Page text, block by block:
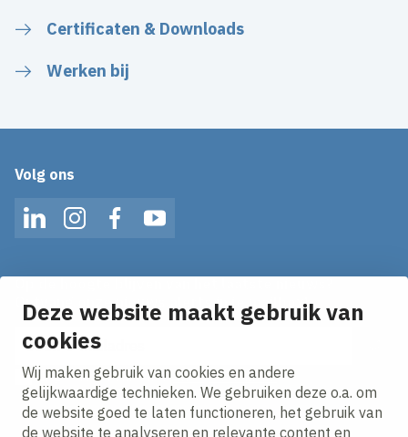
Deze website maakt gebruik van
cookies
Wij maken gebruik van cookies en andere
gelijkwaardige technieken. We gebruiken deze o.a. om
de website goed te laten functioneren, het gebruik van
de website te analyseren en relevante content en
Certificaten & Downloads
Werken bij
Volg ons
LinkedInInstagramFacebookYouTube
Ontvang onze nieuws alerts in je mailbox!
E-mailadres
Ik ga akkoord met hetprivacy statement.